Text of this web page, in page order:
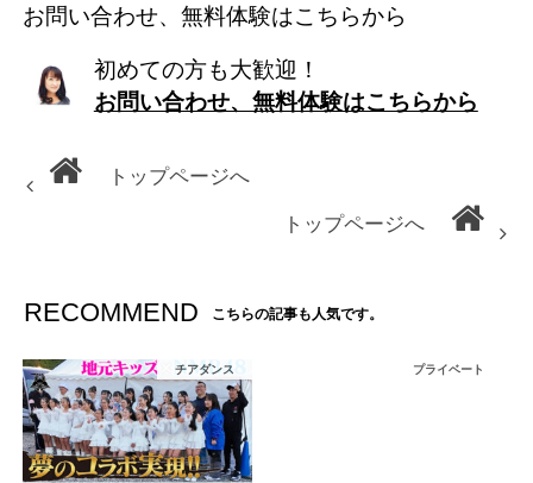
お問い合わせ、無料体験はこちらから
初めての方も大歓迎！
お問い合わせ、無料体験はこちらから
トップページへ
トップページへ
RECOMMEND こちらの記事も人気です。
チアダンス プライベート